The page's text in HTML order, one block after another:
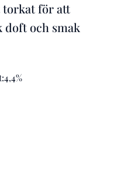
torkat för att
doft och smak